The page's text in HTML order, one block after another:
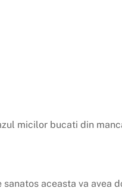
micilor bucati din
aceasta va avea